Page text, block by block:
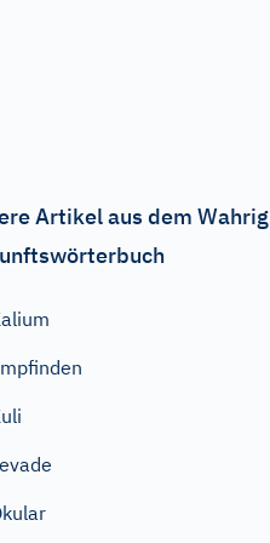
Artikel aus dem Wahrig